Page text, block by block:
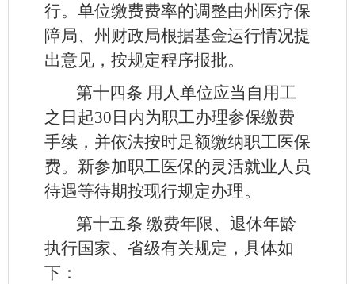
行。单位缴费费率的调整由州医疗保
障局、州财政局根据基金运行情况提
出意见，按规定程序报批。
第十四条 用人单位应当自用工
之日起30日内为职工办理参保缴费
手续，并依法按时足额缴纳职工医保
费。新参加职工医保的灵活就业人员
待遇等待期按现行规定办理。
第十五条 缴费年限、退休年龄
执行国家、省级有关规定，具体如
下：